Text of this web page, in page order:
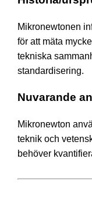
Mikronewtonen
för att mäta
tekniska
standardisering.
Nuvarande
Mikronewton
teknik och
behöver